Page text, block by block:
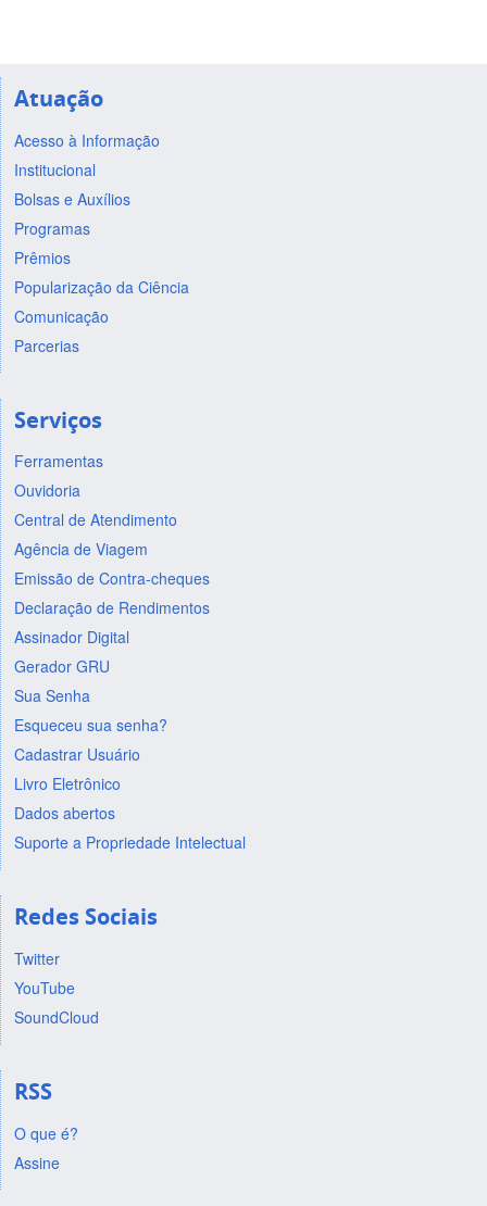
Atuação
Acesso à Informação
Institucional
Bolsas e Auxílios
Programas
Prêmios
Popularização da Ciência
Comunicação
Parcerias
Serviços
Ferramentas
Ouvidoria
Central de Atendimento
Agência de Viagem
Emissão de Contra-cheques
Declaração de Rendimentos
Assinador Digital
Gerador GRU
Sua Senha
Esqueceu sua senha?
Cadastrar Usuário
Livro Eletrônico
Dados abertos
Suporte a Propriedade Intelectual
Redes Sociais
Twitter
YouTube
SoundCloud
RSS
O que é?
Assine